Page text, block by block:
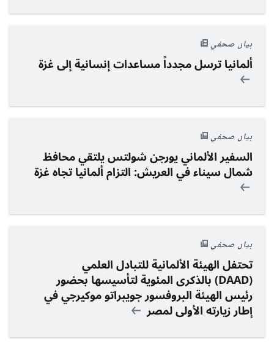
بيان صحفي
ألمانيا ترسلمجدداًمساعدات إنسانية إلى غزة
بيان صحفي
السفير الألماني يورجن شولتس يلتقي محافظ
شمال سيناء في العريش: التزام ألمانيا تجاه غزة
بيان صحفي
تحتفل الهيئة الألمانية للتبادل العلمي
(
DAAD
)بالذكرى المئوية لتأسيسها بحضور
رئيس الهيئة البروفسور جويبراتو موكيرجي في
إطار زيارته الأولى لمصر